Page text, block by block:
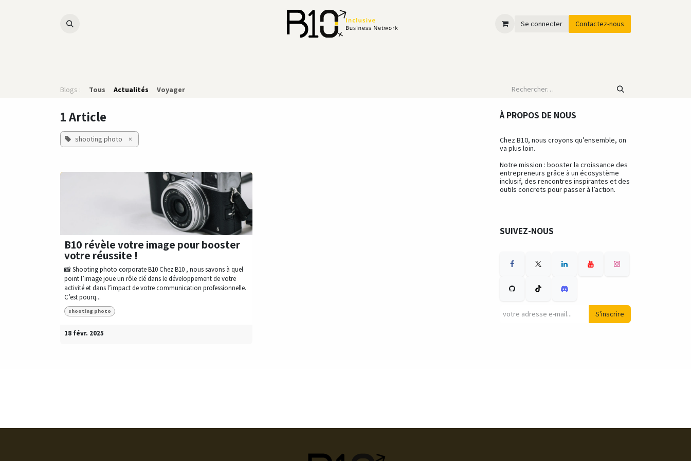
Se connecter Contactez-nous
Blogs : Tous Actualités Voyager
1 Article
shooting photo ×
B10 révèle votre image pour booster
votre réussite !
📸 Shooting photo corporate B10 Chez B10 , nous savons à quel
point l’image joue un rôle clé dans le développement de votre
activité et dans l’impact de votre communication professionnelle.
C’est pourq...
shooting photo
18 févr. 2025
À PROPOS DE NOUS
Chez B10, nous croyons qu’ensemble, on
va plus loin.
Notre mission : booster la croissance des
entrepreneurs grâce à un écosystème
inclusif, des rencontres inspirantes et des
outils concrets pour passer à l’action.
SUIVEZ-NOUS
S'inscrire